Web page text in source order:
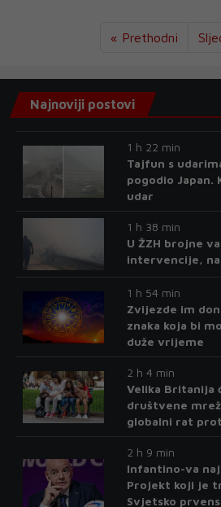
« Prethodni
Najnoviji postovi
1 h 22 min
Tajfun s
pogodio Japan.
udar
1 h 38 min
U ŽZH brojne
intervencije,
1 h 54 min
Zvijezde im
znaka koja bi
duže vrijeme
2 h 4 min
Velika Britanija
društvene
globalni rat
2 h 9 min
Infantino-va
Projekt koji je
Svjetsko